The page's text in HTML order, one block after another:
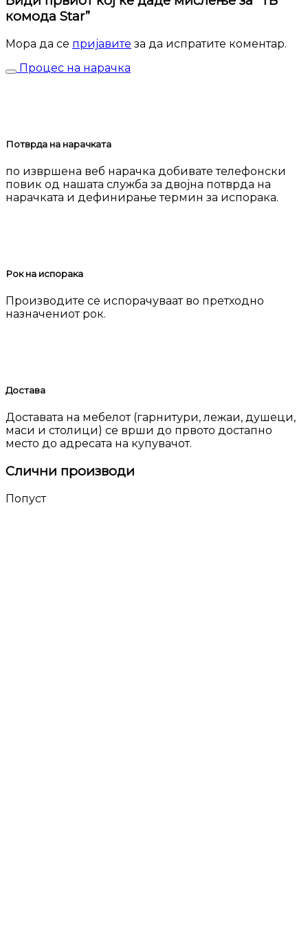
комода Star”
Мора да се пријавите за да испратите коментар.
Процес на нарачка
Потврда на нарачката
по извршена веб нарачка добивате телефонски
повик од нашата служба за двојна потврда на
нарачката и дефинирање термин за испорака.
Рок на испорака
Производите се испорачуваат во претходно
назначениот рок.
Достава
Доставата на мебелот (гарнитури, лежаи, душеци,
маси и столици) се врши до првото достапно
место до адресата на купувачот.
Слични производи
Попуст